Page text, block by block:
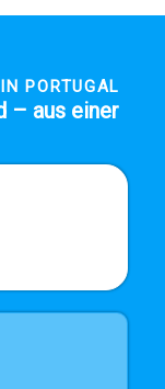
PORTUGAL
– aus einer